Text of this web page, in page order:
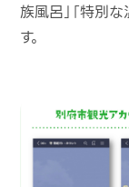
族風呂」「特別
す。